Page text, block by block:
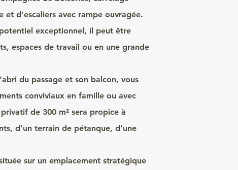
d’escaliers avec rampe ouvragée.
exceptionnel, il peut être
espaces de travail ou en une grande
du passage et son balcon, vous
conviviaux en famille ou avec
de 300 m² sera propice à
d’un terrain de pétanque, d’une
sur un emplacement stratégique